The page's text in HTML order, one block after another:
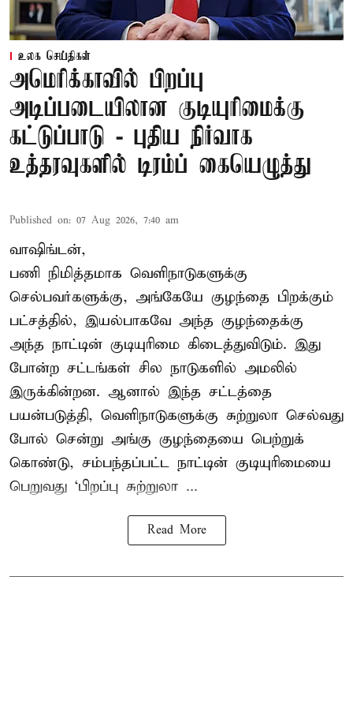
உலக செய்திகள்
அமெரிக்காவில் பிறப்பு
அடிப்படையிலான குடியுரிமைக்கு
கட்டுப்பாடு - புதிய நிர்வாக
உத்தரவுகளில் டிரம்ப் கையெழுத்து
Published on: 07 Aug 2026, 7:40 am
வாஷிங்டன்,
பணி நிமித்தமாக வெளிநாடுகளுக்கு
செல்பவர்களுக்கு, அங்கேயே குழந்தை பிறக்கும்
பட்சத்தில், இயல்பாகவே அந்த குழந்தைக்கு
அந்த நாட்டின் குடியுரிமை கிடைத்துவிடும். இது
போன்ற சட்டங்கள் சில நாடுகளில் அமலில்
இருக்கின்றன. ஆனால் இந்த சட்டத்தை
பயன்படுத்தி, வெளிநாடுகளுக்கு சுற்றுலா செல்வது
போல் சென்று அங்கு குழந்தையை பெற்றுக்
கொண்டு, சம்பந்தப்பட்ட நாட்டின் குடியுரிமையை
பெறுவது ‘பிறப்பு சுற்றுலா ...
Read More